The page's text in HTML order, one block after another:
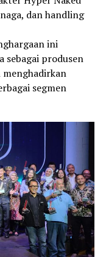
dan handling
ini
sebagai produsen
menghadirkan
segmen